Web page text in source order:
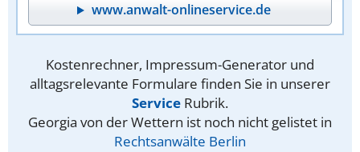
www.anwalt-onlineservice.de
Kostenrechner, Impressum-Generator und
alltagsrelevante Formulare finden Sie in unserer
Service Rubrik.
Georgia von der Wettern ist noch nicht gelistet in
Rechtsanwälte Berlin